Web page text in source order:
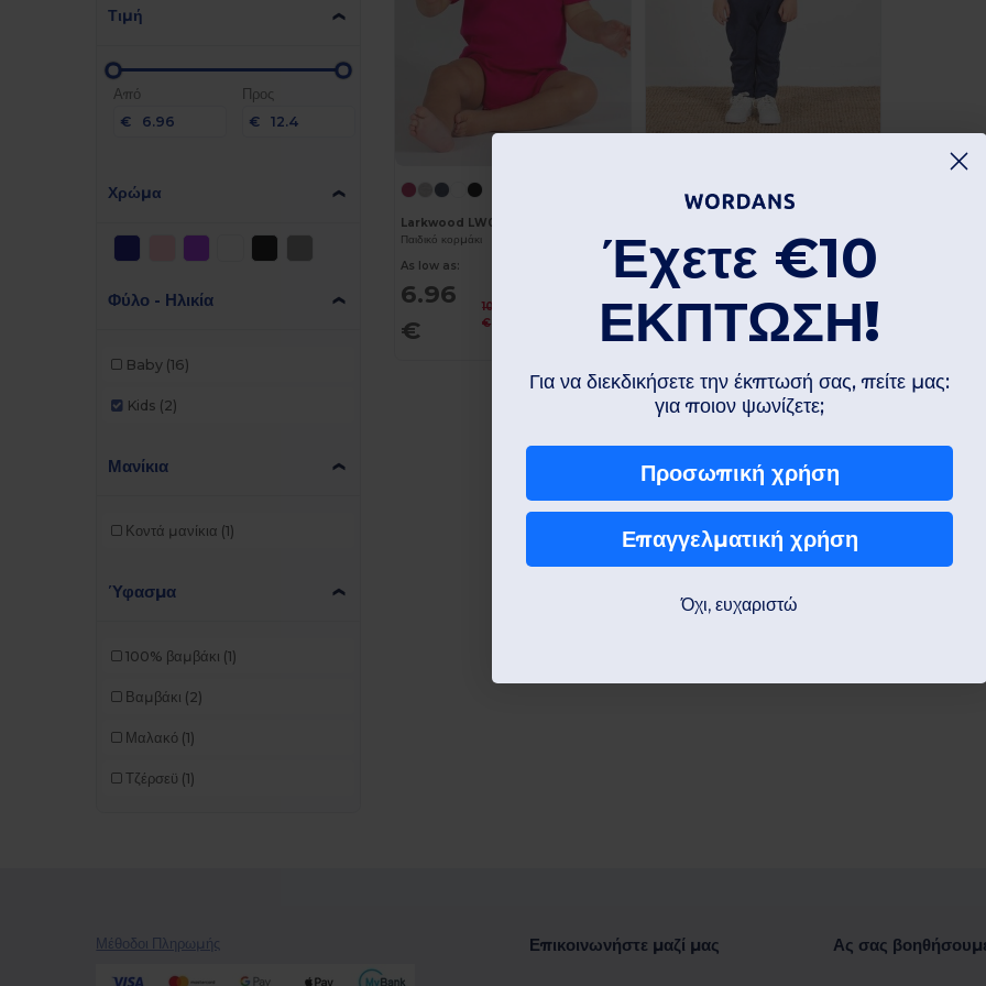
Τιμή
Από
€
Προς
€
Χρώμα
Φύλο - Ηλικία
Baby (16)
Kids (2)
Μανίκια
Κοντά μανίκια (1)
Ύφασμα
100% βαμβάκι (1)
Βαμβάκι (2)
Μαλακό (1)
Τζέρσεϋ (1)
Larkwood LW055
Παιδικό κορμάκι
As low as:
6.96
€
10.20
€
Παραγγείλτε
Eco-Friendly Organic Cotton Dungarees with Pockets
As low as:
12.40
€
19.60
Παραγγείλτε
Μέθοδοι Πληρωμής Επικοινωνήστε μαζί μας Ας σας
Έχετε €10
ΕΚΠΤΩΣΗ!
Για να διεκδικήσετε την έκπτωσή σας, πείτε μας:
για ποιον ψωνίζετε;
Προσωπική χρήση
Επαγγελματική χρήση
Όχι, ευχαριστώ